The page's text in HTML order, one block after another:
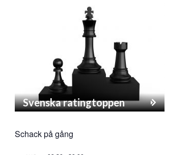
Svenska ratingtoppen
Schack på gång